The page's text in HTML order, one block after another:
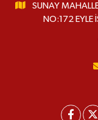
SUNAY
NO:172 EYLE